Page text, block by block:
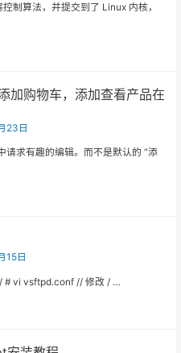
制算法，并提交到了 Linux 内核，
加购物车，添加查看产品在
23日
请求有趣的编辑。而不是默认的 “添
15日
# vi vsftpd.conf // 修改 / …